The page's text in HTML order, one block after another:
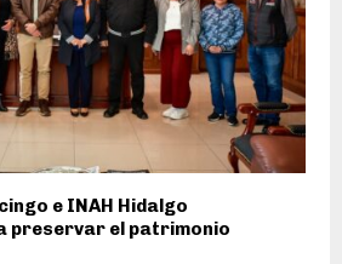
e INAH Hidalgo
preservar el patrimonio